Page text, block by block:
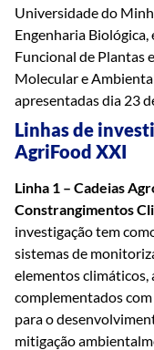
Universidade do
Engenharia
Funcional de Plantas
Molecular e
apresentadas dia 23
Linhas de
AgriFood XXI
Linha 1 – Cadeias
Constrangimentos
investigação tem
sistemas de
elementos climáticos,
complementados
para o
mitigação